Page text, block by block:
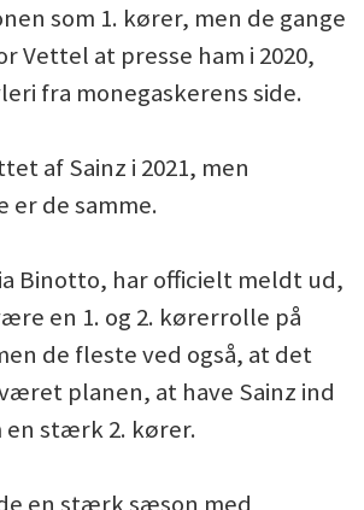
som 1. kører, men de gange
Vettel at presse ham i 2020,
fra monegaskerens side.
af Sainz i 2021, men
de samme.
Binotto, har officielt meldt ud,
en 1. og 2. kørerrolle på
de fleste ved også, at det
planen, at have Sainz ind
en stærk 2. kører.